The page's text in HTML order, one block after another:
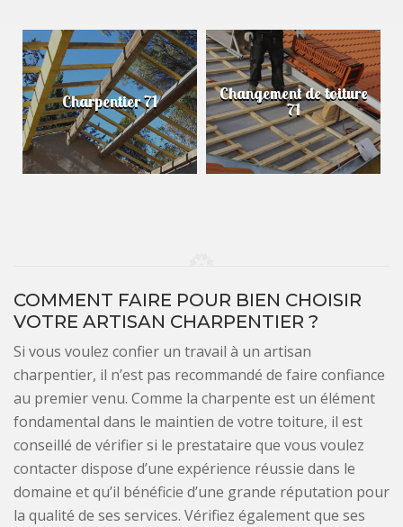
Charpentier 71 Changement de toiture
71
COMMENT FAIRE POUR BIEN CHOISIR
VOTRE ARTISAN CHARPENTIER ?
Si vous voulez confier un travail à un artisan
charpentier, il n’est pas recommandé de faire confiance
au premier venu. Comme la charpente est un élément
fondamental dans le maintien de votre toiture, il est
conseillé de vérifier si le prestataire que vous voulez
contacter dispose d’une expérience réussie dans le
domaine et qu’il bénéficie d’une grande réputation pour
la qualité de ses services. Vérifiez également que ses